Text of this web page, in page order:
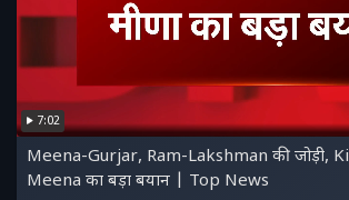
7:02
Meena-Gurjar, Ram-Lakshman की जोड़ी,
Meena का बड़ा बयान | Top News